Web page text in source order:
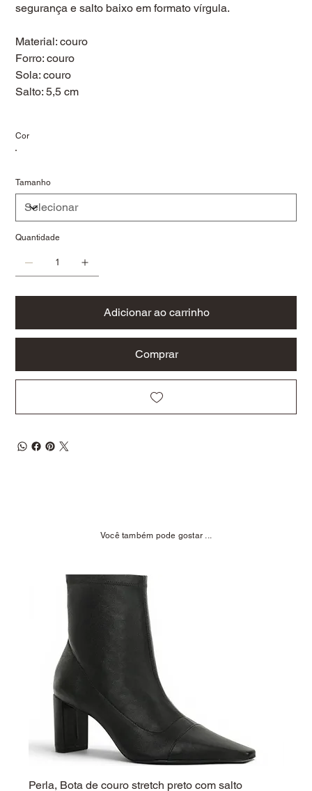
segurança e salto baixo em formato vírgula.
Material: couro
Forro: couro
Sola: couro
Salto: 5,5 cm
Cor
Tamanho
Quantidade
Adicionar ao carrinho
Comprar
Você também pode gostar ...
Perla, Bota de couro stretch preto com salto